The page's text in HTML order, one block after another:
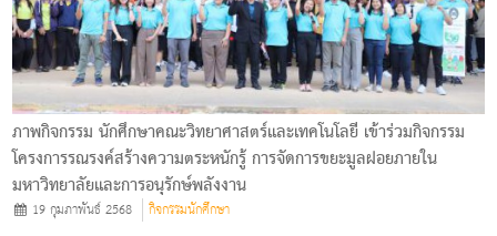
ภาพกิจกรรม นักศึกษาคณะวิทยาศาสตร์และเทคโนโลยี เข้าร่วมกิจกรรม
โครงการรณรงค์สร้างความตระหนักรู้ การจัดการขยะมูลฝอยภายใน
มหาวิทยาลัยและการอนุรักษ์พลังงาน
19 กุมภาพันธ์ 2568 กิจกรรมนักศึกษา